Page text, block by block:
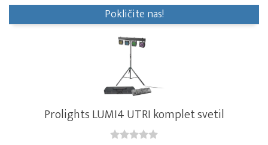
Pokličite nas!
Prolights LUMI4 UTRI komplet svetil